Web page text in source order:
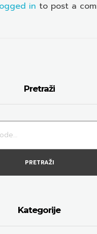
in to post a
Pretraži
PRETRAŽI
Kategorije